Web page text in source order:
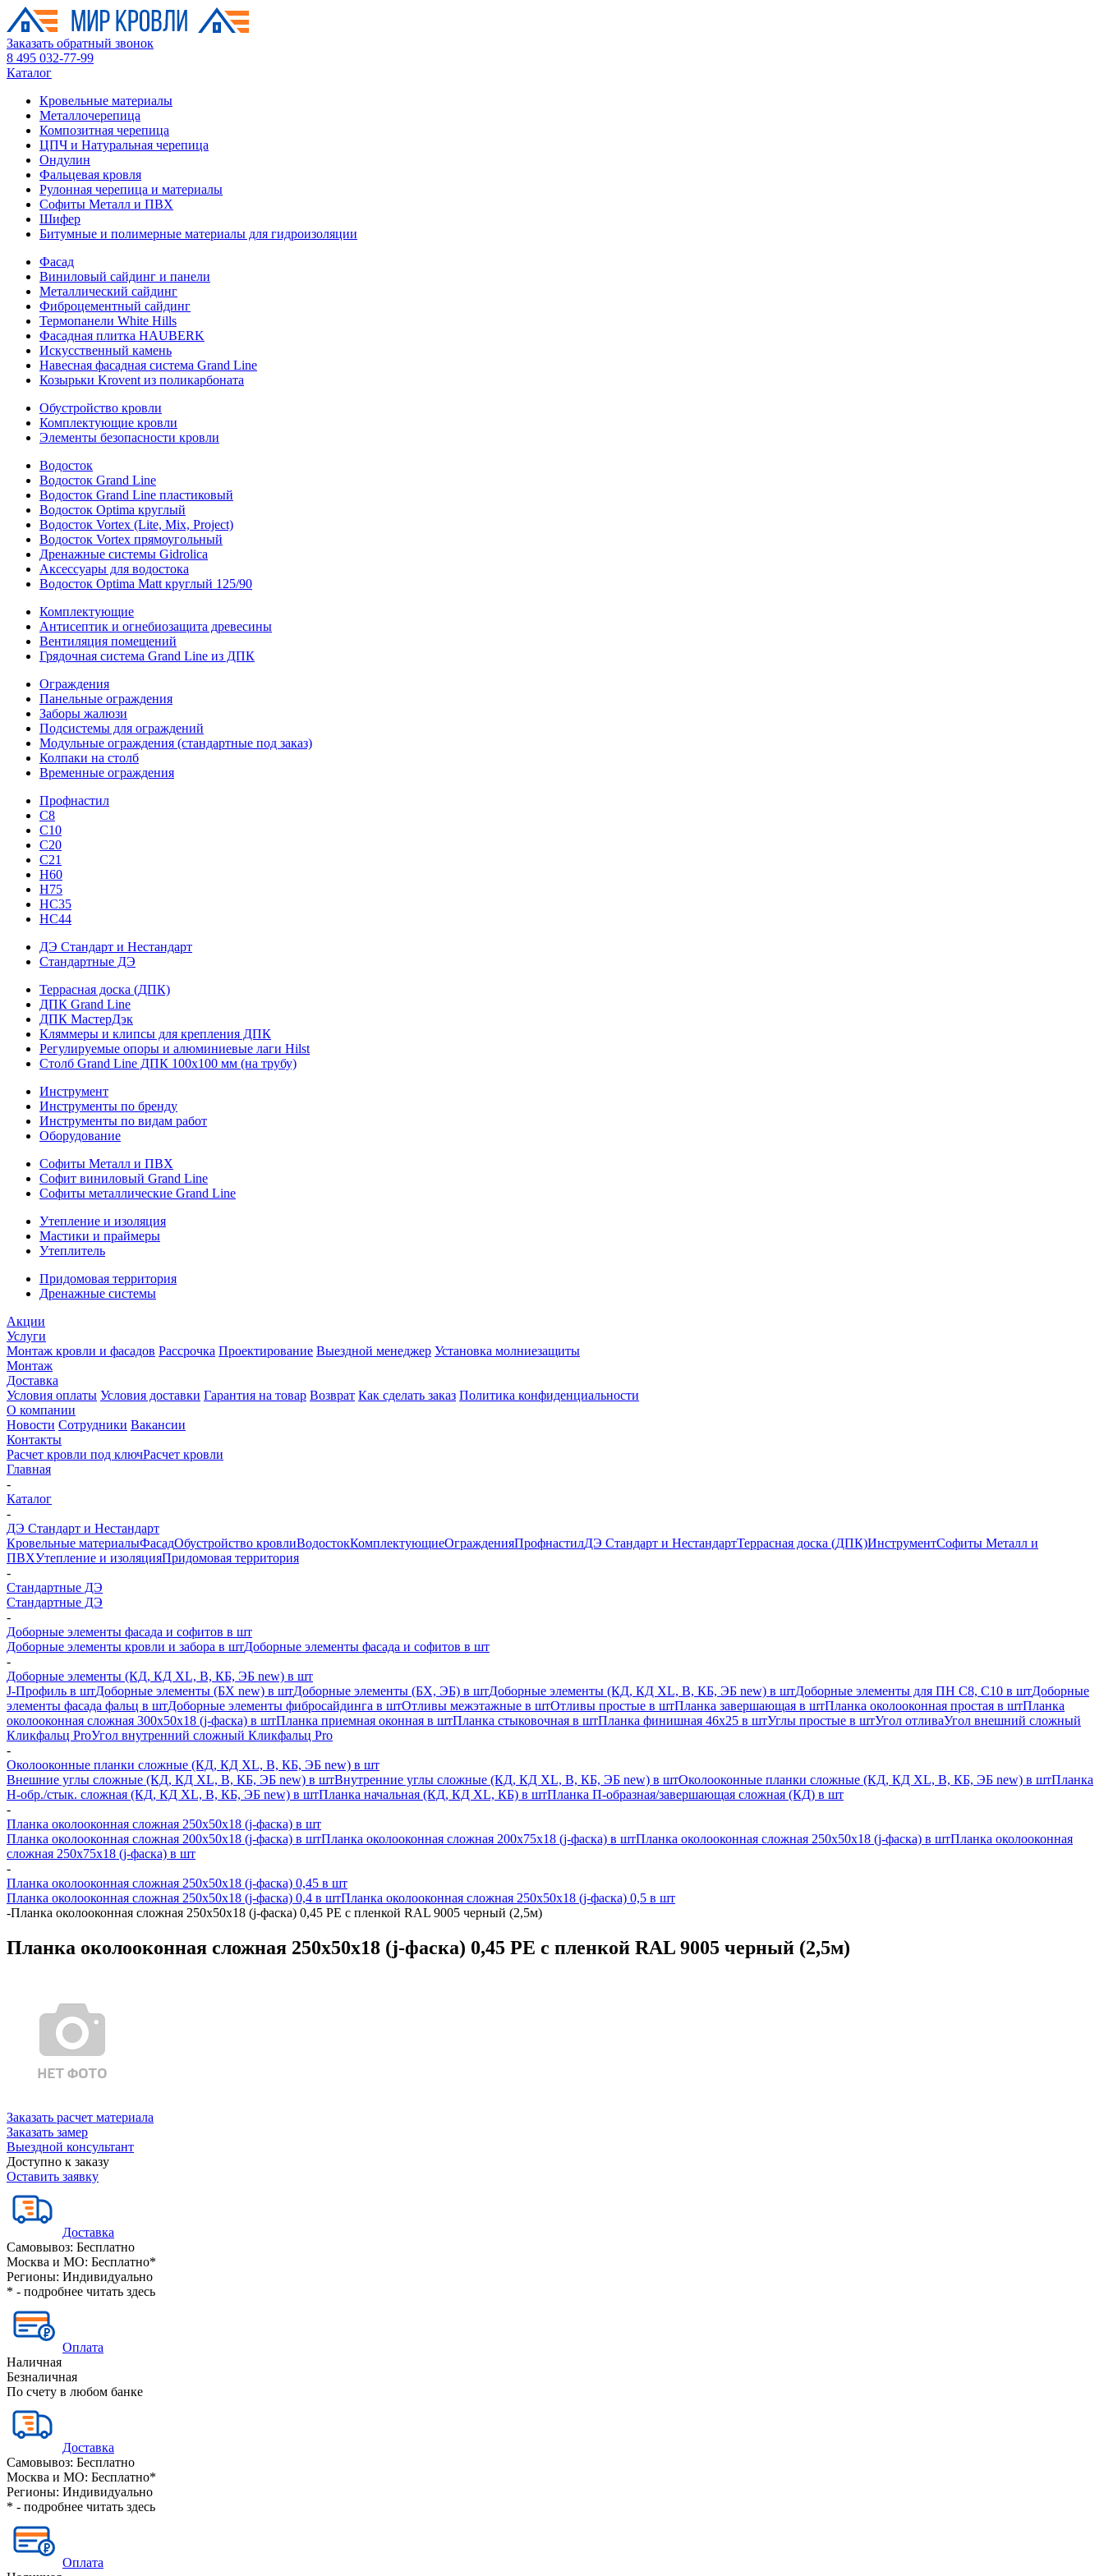
Заказать обратный звонок
8 495 032-77-99
Каталог
Кровельные материалы
Металлочерепица
Композитная черепица
ЦПЧ и Натуральная черепица
Ондулин
Фальцевая кровля
Рулонная черепица и материалы
Софиты Металл и ПВХ
Шифер
Битумные и полимерные материалы для гидроизоляции
Фасад
Виниловый сайдинг и панели
Металлический сайдинг
Фиброцементный сайдинг
Термопанели White Hills
Фасадная плитка HAUBERK
Искусственный камень
Навесная фасадная система Grand Line
Козырьки Krovent из поликарбоната
Обустройство кровли
Комплектующие кровли
Элементы безопасности кровли
Водосток
Водосток Grand Line
Водосток Grand Line пластиковый
Водосток Optima круглый
Водосток Vortex (Lite, Mix, Project)
Водосток Vortex прямоугольный
Дренажные системы Gidrolica
Аксессуары для водостока
Водосток Optima Matt круглый 125/90
Комплектующие
Антисептик и огнебиозащита древесины
Вентиляция помещений
Грядочная система Grand Line из ДПК
Ограждения
Панельные ограждения
Заборы жалюзи
Подсистемы для ограждений
Модульные ограждения (стандартные под заказ)
Колпаки на столб
Временные ограждения
Профнастил
С8
С10
С20
С21
H60
H75
HС35
НС44
ДЭ Стандарт и Нестандарт
Стандартные ДЭ
Террасная доска (ДПК)
ДПК Grand Line
ДПК МастерДэк
Кляммеры и клипсы для крепления ДПК
Регулируемые опоры и алюминиевые лаги Hilst
Столб Grand Line ДПК 100х100 мм (на трубу)
Инструмент
Инструменты по бренду
Инструменты по видам работ
Оборудование
Софиты Металл и ПВХ
Софит виниловый Grand Line
Софиты металлические Grand Line
Утепление и изоляция
Мастики и праймеры
Утеплитель
Придомовая территория
Дренажные системы
Акции
Услуги
Монтаж кровли и фасадов Рассрочка Проектирование Выездной менеджер Установка молниезащиты
Монтаж
Доставка
Условия оплаты Условия доставки Гарантия на товар Возврат Как сделать заказ Политика конфиденциальности
О компании
Новости Сотрудники Вакансии
Контакты
Расчет кровли под ключРасчет кровли
Главная
-
Каталог
-
ДЭ Стандарт и Нестандарт
Кровельные материалыФасадОбустройство кровлиВодостокКомплектующиеОгражденияПрофнастилДЭ Стандарт и НестандартТеррасная доска (ДПК)ИнструментСофиты Металл и
ПВХУтепление и изоляцияПридомовая территория
-
Стандартные ДЭ
Стандартные ДЭ
-
Доборные элементы фасада и софитов в шт
Доборные элементы кровли и забора в штДоборные элементы фасада и софитов в шт
-
Доборные элементы (КД, КД XL, В, КБ, ЭБ new) в шт
J-Профиль в штДоборные элементы (БХ new) в штДоборные элементы (БХ, ЭБ) в штДоборные элементы (КД, КД XL, В, КБ, ЭБ new) в штДоборные элементы для ПН С8, С10 в штДоборные
элементы фасада фальц в штДоборные элементы фибросайдинга в штОтливы межэтажные в штОтливы простые в штПланка завершающая в штПланка околооконная простая в штПланка
околооконная сложная 300х50х18 (j-фаска) в штПланка приемная оконная в штПланка стыковочная в штПланка финишная 46х25 в штУглы простые в штУгол отливаУгол внешний сложный
Кликфальц ProУгол внутренний сложный Кликфальц Pro
-
Околооконные планки сложные (КД, КД XL, В, КБ, ЭБ new) в шт
Внешние углы сложные (КД, КД XL, В, КБ, ЭБ new) в штВнутренние углы сложные (КД, КД XL, В, КБ, ЭБ new) в штОколооконные планки сложные (КД, КД XL, В, КБ, ЭБ new) в штПланка
H-обр./стык. сложная (КД, КД XL, В, КБ, ЭБ new) в штПланка начальная (КД, КД XL, КБ) в штПланка П-образная/завершающая сложная (КД) в шт
-
Планка околооконная сложная 250х50х18 (j-фаска) в шт
Планка околооконная сложная 200х50х18 (j-фаска) в штПланка околооконная сложная 200х75х18 (j-фаска) в штПланка околооконная сложная 250х50х18 (j-фаска) в штПланка околооконная
сложная 250х75х18 (j-фаска) в шт
-
Планка околооконная сложная 250х50х18 (j-фаска) 0,45 в шт
Планка околооконная сложная 250х50х18 (j-фаска) 0,4 в штПланка околооконная сложная 250х50х18 (j-фаска) 0,5 в шт
-Планка околооконная сложная 250х50х18 (j-фаска) 0,45 PE с пленкой RAL 9005 черный (2,5м)
Планка околооконная сложная 250х50х18 (j-фаска) 0,45 PE с пленкой RAL 9005 черный (2,5м)
Заказать расчет материала
Заказать замер
Выездной консультант
Доступно к заказу
Оставить заявку
Доставка
Самовывоз: Бесплатно
Москва и МО: Бесплатно*
Регионы: Индивидуально
* - подробнее читать здесь
Оплата
Наличная
Безналичная
По счету в любом банке
Доставка
Самовывоз: Бесплатно
Москва и МО: Бесплатно*
Регионы: Индивидуально
* - подробнее читать здесь
Оплата